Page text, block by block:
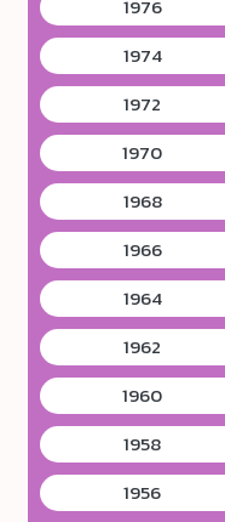
1976
1974
1972
1970
1968
1966
1964
1962
1960
1958
1956